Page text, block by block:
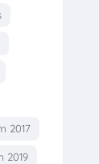
2017
2019